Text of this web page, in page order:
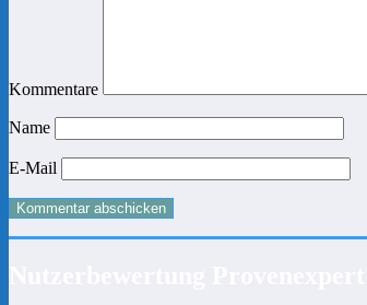
Kommentare
Name
E-Mail